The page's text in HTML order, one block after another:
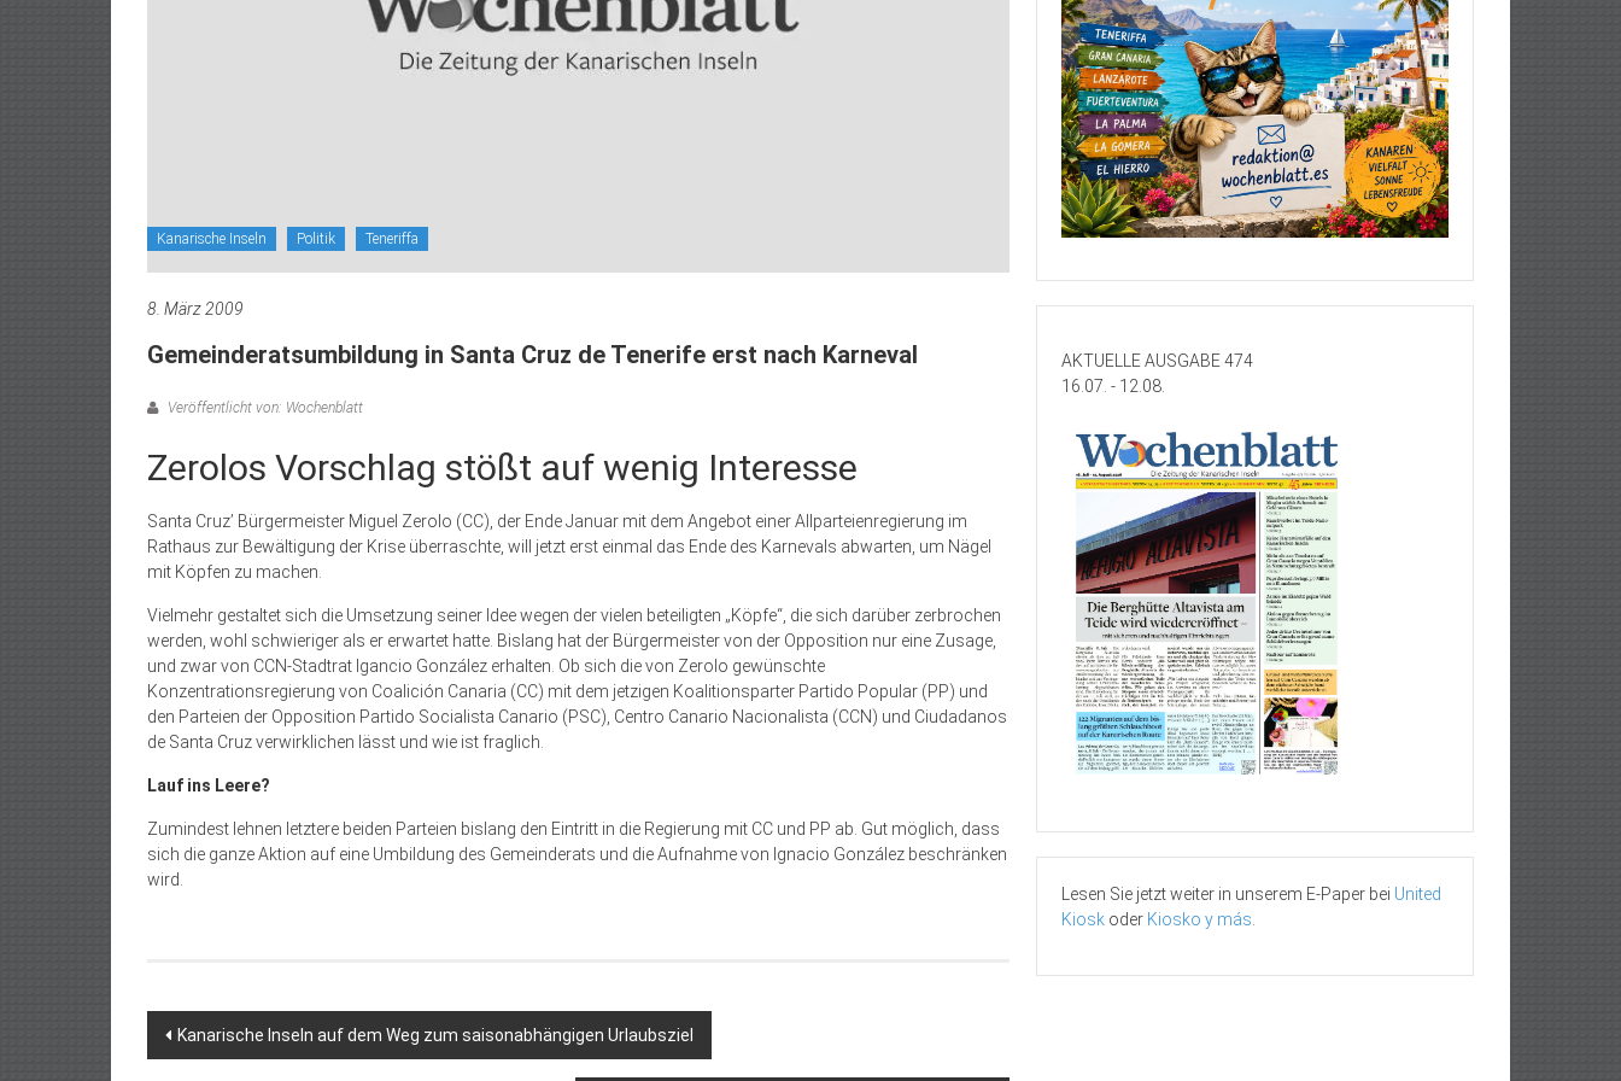
Kanarische Inseln Politik Teneriffa
8. März 2009
Gemeinderatsumbildung in Santa Cruz de Tenerife erst nach Karneval
Veröffentlicht von: Wochenblatt
Zerolos Vorschlag stößt auf wenig Interesse
Santa Cruz’ Bürgermeister Miguel Zerolo (CC), der Ende Januar mit dem Angebot einer Allparteienregierung im
Rathaus zur Bewältigung der Krise überraschte, will jetzt erst einmal das Ende des Karnevals abwarten, um Nägel
mit Köpfen zu machen.
Vielmehr gestaltet sich die Umsetzung seiner Idee wegen der vielen beteiligten „Köpfe“, die sich darüber zerbrochen
werden, wohl schwieriger als er erwartet hatte. Bislang hat der Bürgermeis­ter von der Opposition nur eine Zusage,
und zwar von CCN-Stadtrat Igancio González erhalten. Ob sich die von Zerolo gewünschte
Konzentrationsregierung von Coalición Canaria (CC) mit dem jetzigen Koalitionsparter Partido Popular (PP) und
den Parteien der Opposition Partido Socialista Canario (PSC), Centro Canario Nacionalista (CCN) und Ciudadanos
de Santa Cruz verwirklichen lässt und wie ist fraglich.
Lauf ins Leere?
Zumindest lehnen letztere beiden Parteien bislang den Eintritt in die Regierung mit CC und PP ab. Gut möglich, dass
sich die ganze Aktion auf eine Umbildung des Gemeinderats und die Aufnahme von Ignacio González beschränken
wird.
Beitragsnavigation
Kanarische Inseln auf dem Weg zum saisonabhängigen Urlaubsziel
AKTUELLE AUSGABE 474
16.07. - 12.08.
Lesen Sie jetzt weiter in unserem E-Paper bei United
Kiosk oder Kiosko y más